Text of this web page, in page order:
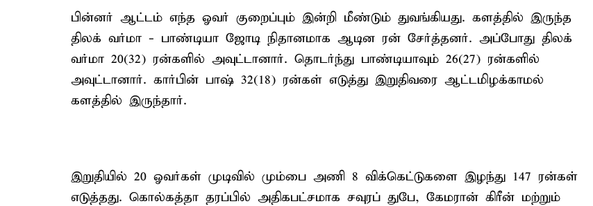
பின்னர் ஆட்டம் எந்த ஓவர் குறைப்பும் இன்றி மீண்டும் துவங்கியது. களத்தில் இருந்த
திலக் வர்மா - பாண்டியா ஜோடி நிதானமாக ஆடின ரன் சேர்த்தனர். அப்போது திலக்
வர்மா 20(32) ரன்களில் அவுட்டானார். தொடர்ந்து பாண்டியாவும் 26(27) ரன்களில்
அவுட்டானார். கார்பின் பாஷ் 32(18) ரன்கள் எடுத்து இறுதிவரை ஆட்டமிழக்காமல்
களத்தில் இருந்தார்.
இறுதியில் 20 ஓவர்கள் முடிவில் மும்பை அணி 8 விக்கெட்டுகளை இழந்து 147 ரன்கள்
எடுத்தது. கொல்கத்தா தரப்பில் அதிகபட்சமாக சவுரப் துபே, கேமரான் கிரீன் மற்றும்